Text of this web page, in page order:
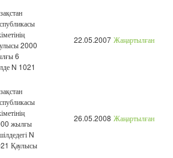
2000
6
N 1021
22.05.2007 Жаңартылған
жылғы
N
Қаулысы
26.05.2008 Жаңартылған